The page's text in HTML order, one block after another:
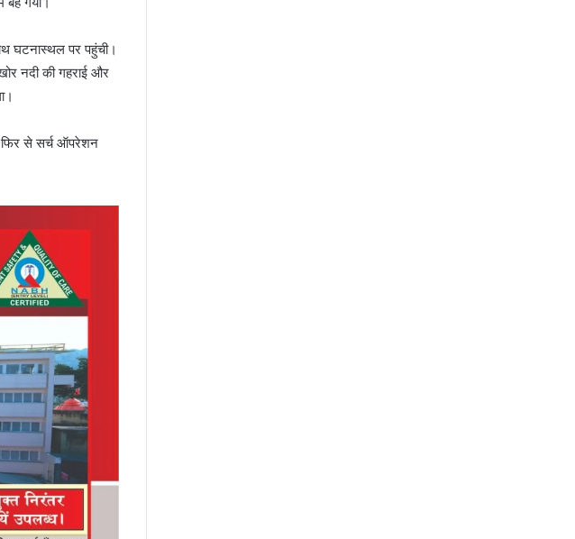
घटनास्थल पर पहुंची।
नदी की गहराई और
से सर्च ऑपरेशन